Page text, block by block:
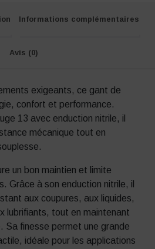
Informations complémentaires
Avis (0)
exigeants, ce gant de
confort et performance.
13 avec enduction nitrile, il
mécanique tout en
un bon maintien et limite
Grâce à son enduction nitrile, il
aux coupures, aux liquides,
lubrifiants, tout en maintenant
Sa finesse permet une grande
idéale pour les applications